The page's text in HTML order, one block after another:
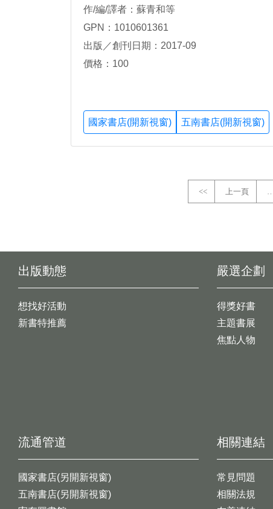
作/編/譯者：蘇青和等
GPN：1010601361
出版／創刊日期：2017-09
價格：100
國家書店(開新視窗) 五南書店(開新視窗)
<< 上一頁
出版動態
想找好活動
新書特推薦
嚴選企劃
得獎好書
主題書展
焦點人物
流通管道
國家書店(另開新視窗)
五南書店(另開新視窗)
相關連結
常見問題
相關法規